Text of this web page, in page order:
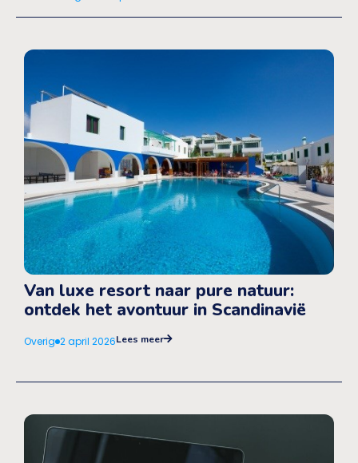
Van luxe resort naar pure natuur:
ontdek het avontuur in Scandinavië
Overig 2 april 2026Lees meer